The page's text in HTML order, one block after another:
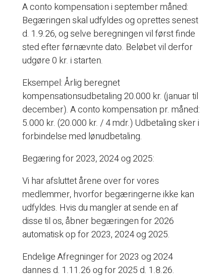
A conto kompensation i september måned:
Begæringen skal udfyldes og oprettes senest
d. 1.9.26, og selve beregningen vil først finde
sted efter førnævnte dato. Beløbet vil derfor
udgøre 0 kr. i starten.
Eksempel: Årlig beregnet
kompensationsudbetaling 20.000 kr. (januar til
december). A conto kompensation pr. måned:
5.000 kr. (20.000 kr. / 4 mdr.) Udbetaling sker i
forbindelse med lønudbetaling.
Begæring for 2023, 2024 og 2025:
Vi har afsluttet årene over for vores
medlemmer, hvorfor begæringerne ikke kan
udfyldes. Hvis du mangler at sende en af
disse til os, åbner begæringen for 2026
automatisk op for 2023, 2024 og 2025.
Endelige Afregninger for 2023 og 2024
dannes d. 1.11.26 og for 2025 d. 1.8.26.